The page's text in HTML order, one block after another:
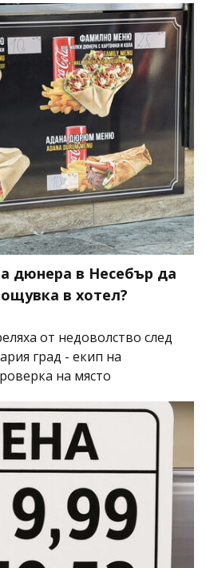
дюнера в Несебър да
в хотел?
от недоволство след
град - екип на
на място